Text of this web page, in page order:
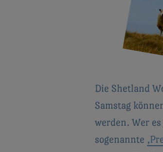
Die Shetland
Samstag
werden. Wer
sogenannte